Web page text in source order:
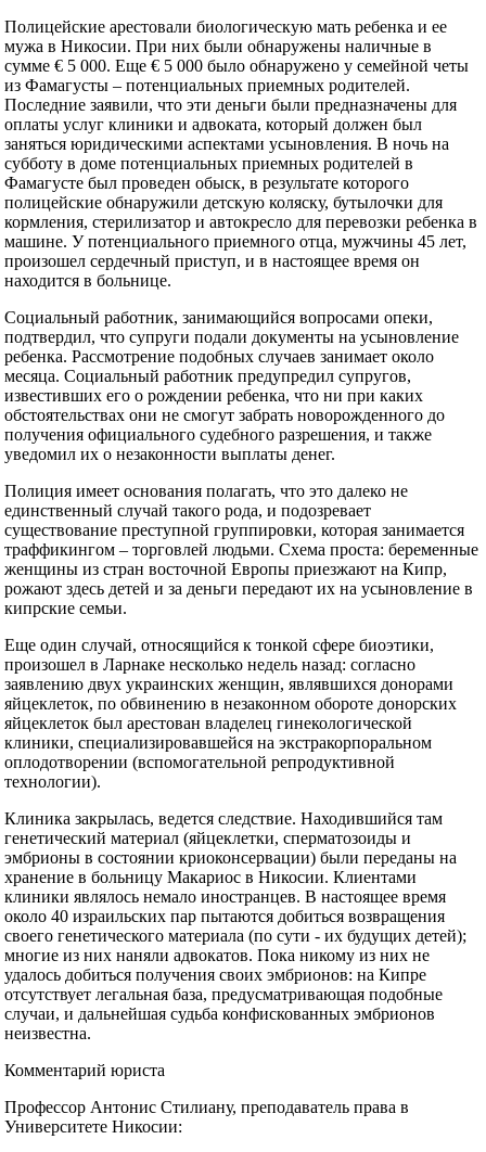
Полицейские арестовали биологическую мать ребенка и ее
мужа в Никосии. При них были обнаружены наличные в
сумме € 5 000. Еще € 5 000 было обнаружено у семейной четы
из Фамагусты – потенциальных приемных родителей.
Последние заявили, что эти деньги были предназначены для
оплаты услуг клиники и адвоката, который должен был
заняться юридическими аспектами усыновления. В ночь на
субботу в доме потенциальных приемных родителей в
Фамагусте был проведен обыск, в результате которого
полицейские обнаружили детскую коляску, бутылочки для
кормления, стерилизатор и автокресло для перевозки ребенка в
машине. У потенциального приемного отца, мужчины 45 лет,
произошел сердечный приступ, и в настоящее время он
находится в больнице.
Социальный работник, занимающийся вопросами опеки,
подтвердил, что супруги подали документы на усыновление
ребенка. Рассмотрение подобных случаев занимает около
месяца. Социальный работник предупредил супругов,
известивших его о рождении ребенка, что ни при каких
обстоятельствах они не смогут забрать новорожденного до
получения официального судебного разрешения, и также
уведомил их о незаконности выплаты денег.
Полиция имеет основания полагать, что это далеко не
единственный случай такого рода, и подозревает
существование преступной группировки, которая занимается
траффикингом – торговлей людьми. Схема проста: беременные
женщины из стран восточной Европы приезжают на Кипр,
рожают здесь детей и за деньги передают их на усыновление в
кипрские семьи.
Еще один случай, относящийся к тонкой сфере биоэтики,
произошел в Ларнаке несколько недель назад: согласно
заявлению двух украинских женщин, являвшихся донорами
яйцеклеток, по обвинению в незаконном обороте донорских
яйцеклеток был арестован владелец гинекологической
клиники, специализировавшейся на экстракорпоральном
оплодотворении (вспомогательной репродуктивной
технологии).
Клиника закрылась, ведется следствие. Находившийся там
генетический материал (яйцеклетки, сперматозоиды и
эмбрионы в состоянии криоконсервации) были переданы на
хранение в больницу Макариос в Никосии. Клиентами
клиники являлось немало иностранцев. В настоящее время
около 40 израильских пар пытаются добиться возвращения
своего генетического материала (по сути - их будущих детей);
многие из них наняли адвокатов. Пока никому из них не
удалось добиться получения своих эмбрионов: на Кипре
отсутствует легальная база, предусматривающая подобные
случаи, и дальнейшая судьба конфискованных эмбрионов
неизвестна.
Комментарий юриста
Профессор Антонис Стилиану, преподаватель права в
Университете Никосии: